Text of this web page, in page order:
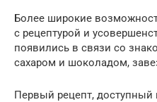
Более широкие
с рецептурой и
появились в связи со
сахаром и шоколадом,
Первый рецепт,